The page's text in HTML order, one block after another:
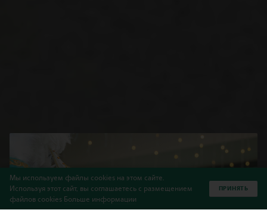
Мы используем файлы cookies на этом сайте.
Используя этот сайт, вы соглашаетесь с размещением
файлов cookies Больше информации
ПРИНЯТЬ